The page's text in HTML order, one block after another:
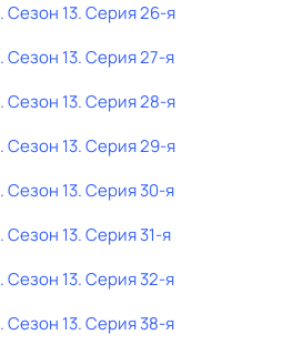
. Сезон 13. Серия 26-я
. Сезон 13. Серия 27-я
. Сезон 13. Серия 28-я
. Сезон 13. Серия 29-я
. Сезон 13. Серия 30-я
. Сезон 13. Серия 31-я
. Сезон 13. Серия 32-я
. Сезон 13. Серия 38-я